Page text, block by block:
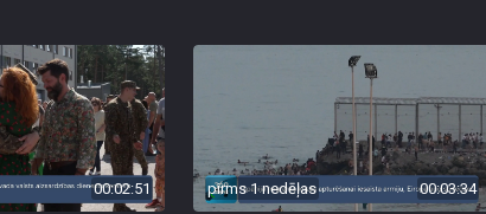
00:02:51 pirms 1 nedēļas 00:03:34